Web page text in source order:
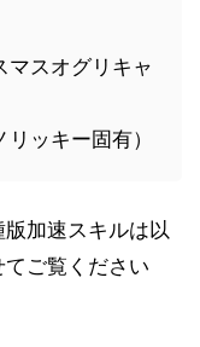
スオグリキャ
ッキー固有）
版加速スキルは以
ご覧ください